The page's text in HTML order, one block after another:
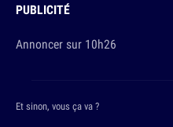
PUBLICITÉ
Annoncer sur 10h26
Et sinon, vous ça va ?